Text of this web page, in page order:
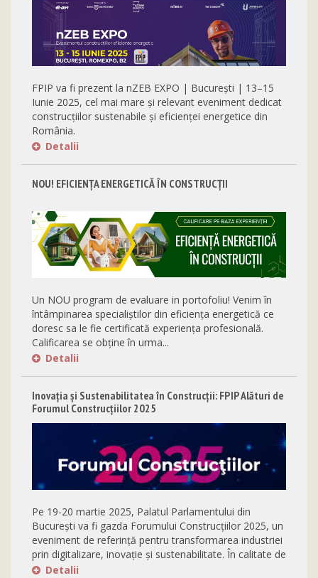
FPIP va fi prezent la nZEB EXPO | București | 13–15
Iunie 2025, cel mai mare și relevant eveniment dedicat
construcțiilor sustenabile și eficienței energetice din
România.
Detalii
NOU! EFICIENȚA ENERGETICĂ ÎN CONSTRUCȚII
Un NOU program de evaluare in portofoliu! Venim în
întâmpinarea specialiștilor din eficiența energetică ce
doresc sa le fie certificată experiența profesională.
Calificarea se obține în urma...
Detalii
Inovația și Sustenabilitatea în Construcții: FPIP Alături de
Forumul Construcțiilor 2025
Pe 19-20 martie 2025, Palatul Parlamentului din
București va fi gazda Forumului Construcțiilor 2025, un
eveniment de referință pentru transformarea industriei
prin digitalizare, inovație și sustenabilitate. În calitate de
partener neguvernamental, FPIP se alătură acestui
Detalii